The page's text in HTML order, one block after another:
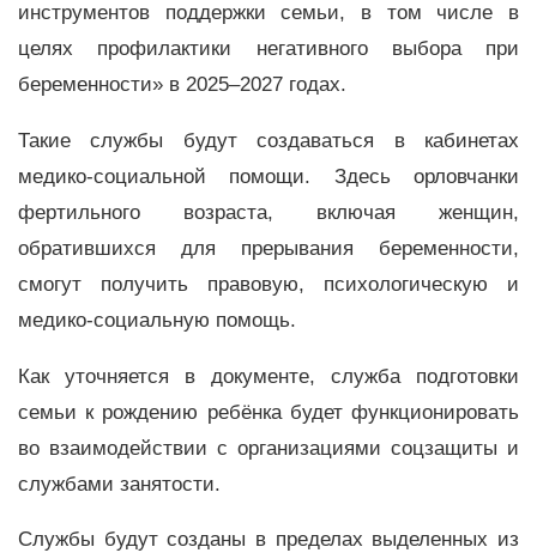
инструментов поддержки семьи, в том числе в
целях профилактики негативного выбора при
беременности» в 2025–2027 годах.
Такие службы будут создаваться в кабинетах
медико-социальной помощи. Здесь орловчанки
фертильного возраста, включая женщин,
обратившихся для прерывания беременности,
смогут получить правовую, психологическую и
медико-социальную помощь.
Как уточняется в документе, служба подготовки
семьи к рождению ребёнка будет функционировать
во взаимодействии с организациями соцзащиты и
службами занятости.
Службы будут созданы в пределах выделенных из